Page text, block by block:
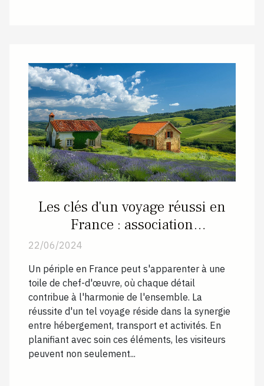
Les clés d'un voyage réussi en
France : association
d'hébergement, transport et
activités
22/06/2024
Un périple en France peut s'apparenter à une
toile de chef-d'œuvre, où chaque détail
contribue à l'harmonie de l'ensemble. La
réussite d'un tel voyage réside dans la synergie
entre hébergement, transport et activités. En
planifiant avec soin ces éléments, les visiteurs
peuvent non seulement...